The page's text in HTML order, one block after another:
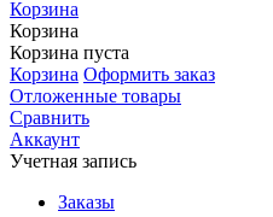
Корзина
Корзина
Корзина пуста
Корзина Оформить заказ
Отложенные товары
Сравнить
Аккаунт
Учетная запись
Заказы